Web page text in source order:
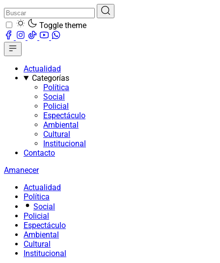
Toggle theme
Actualidad
Categorías
Política
Social
Policial
Espectáculo
Ambiental
Cultural
Institucional
Contacto
Amanecer
Actualidad
Política
Social
Policial
Espectáculo
Ambiental
Cultural
Institucional